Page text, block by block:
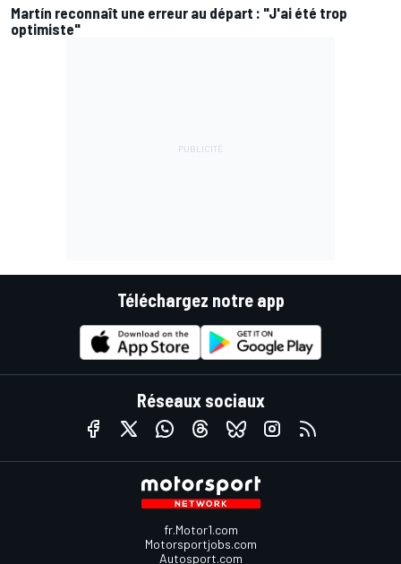
Martín reconnaît une erreur au départ : "J'ai été trop
optimiste"
Téléchargez notre app
Réseaux sociaux
fr.Motor1.com
Motorsportjobs.com
Autosport.com